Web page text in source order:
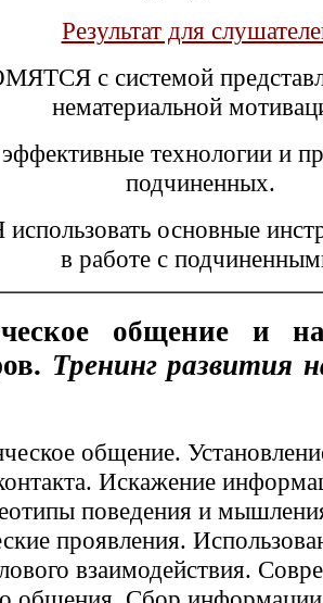
Результат для
с системой
нематериальной
технологии и
подчиненных.
основные
в работе с
общение и
Тренинг развития
общение.
Искажение
поведения и
проявления.
взаимодействия.